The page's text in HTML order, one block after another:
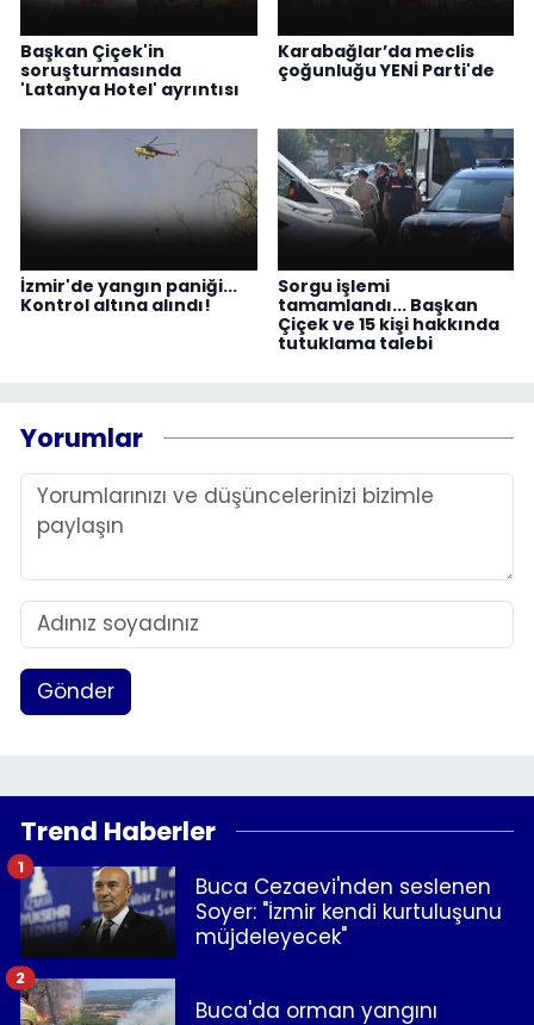
Başkan Çiçek'in
soruşturmasında
'Latanya Hotel' ayrıntısı
Karabağlar’da meclis
çoğunluğu YENİ Parti'de
İzmir'de yangın paniği...
Kontrol altına alındı!
Sorgu işlemi
tamamlandı... Başkan
Çiçek ve 15 kişi hakkında
tutuklama talebi
Yorumlar
Gönder
Trend Haberler
Buca Cezaevi'nden seslenen
Soyer: "İzmir kendi kurtuluşunu
müjdeleyecek"
1
Buca'da orman yangını
2